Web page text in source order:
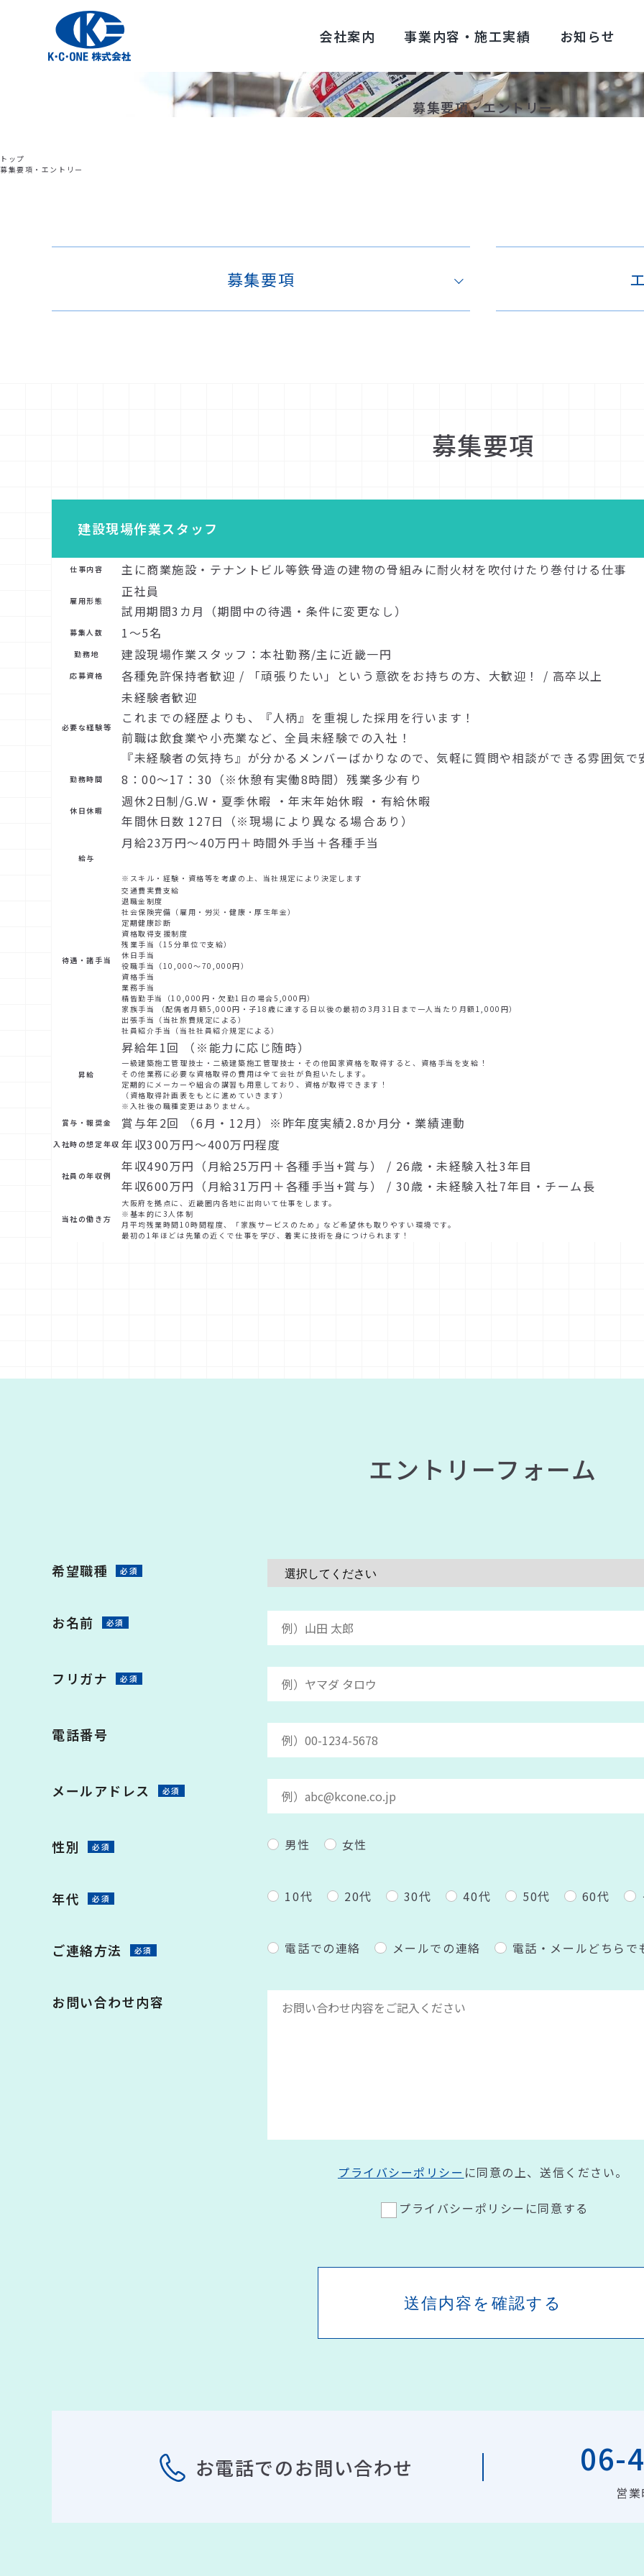
会社案内 事業内容・施工実績 お知らせ
ENTRY
募集要項・エントリー
トップ
募集要項・エントリー
募集要項
募集要項
建設現場作業スタッフ
仕事内容 主に商業施設・テナントビル等鉄骨造の建物の骨組みに耐火材を吹付けたり巻付ける仕事
雇用形態
正社員
試用期間3カ月（期間中の待遇・条件に変更なし）
募集人数 1～5名
勤務地 建設現場作業スタッフ：本社勤務/主に近畿一円
応募資格 各種免許保持者歓迎 / 「頑張りたい」という意欲をお持ちの方、大歓迎！ / 高卒以上
必要な経験等
未経験者歓迎
これまでの経歴よりも、『人柄』を重視した採用を行います！
前職は飲食業や小売業など、全員未経験での入社！
『未経験者の気持ち』が分かるメンバーばかりなので、気軽に質問や相談ができる雰囲気
勤務時間 8：00～17：30（※休憩有実働8時間）残業多少有り
休日休暇
週休2日制/G.W・夏季休暇 ・年末年始休暇 ・有給休暇
年間休日数 127日（※現場により異なる場合あり）
給与
月給23万円～40万円＋時間外手当＋各種手当
※スキル・経験・資格等を考慮の上、当社規定により決定します
待遇・諸手当
交通費実費支給
退職金制度
社会保険完備（雇用・労災・健康・厚生年金）
定期健康診断
資格取得支援制度
残業手当（15分単位で支給）
休日手当
役職手当（10,000～70,000円）
資格手当
業務手当
精皆勤手当（10,000円・欠勤1日の場合5,000円）
家族手当 （配偶者月額5,000円・子18歳に達する日以後の最初の3月31日まで一人当たり月額1,000円）
出張手当（当社旅費規定による）
社員紹介手当（当社社員紹介規定による）
昇給
昇給年1回 （※能力に応じ随時）
一級建築施工管理技士・二級建築施工管理技士・その他国家資格を取得すると、資格手当を支給！
その他業務に必要な資格取得の費用は全て会社が負担いたします。
定期的にメーカーや組合の講習も用意しており、資格が取得できます！
（資格取得計画表をもとに進めていきます）
※入社後の職種変更はありません。
賞与・報奨金
賞与年2回 （6月・12月）※昨年度実績2.8か月分・業績連動
入社時の想定年収 年収300万円～400万円程度
社員の年収例
年収490万円（月給25万円＋各種手当+賞与） / 26歳・未経験入社3年目
年収600万円（月給31万円＋各種手当+賞与） / 30歳・未経験入社7年目・チーム長
当社の働き方
大阪府を拠点に、近畿圏内各地に出向いて仕事をします。
※基本的に3人体制
月平均残業時間10時間程度、「家族サービスのため」など希望休も取りやすい環境です。
最初の1年ほどは先輩の近くで仕事を学び、着実に技術を身につけられます！
エントリーフォーム
希望職種 必須
お名前 必須
フリガナ 必須
電話番号
メールアドレス 必須
性別 必須 男性 女性
年代 必須 10代 20代 30代 40代 50代 60代
ご連絡方法 必須 電話での連絡 メールでの連絡 電話・メールどちらで
お問い合わせ内容
プライバシーポリシー に同意の上、送信ください。
プライバシーポリシーに同意する
お電話でのお問い合わせ 06-
営